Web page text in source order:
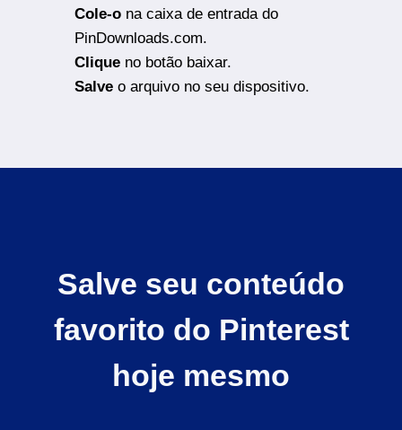
Cole-o na caixa de entrada do
PinDownloads.com.
Clique no botão baixar.
Salve o arquivo no seu dispositivo.
Salve seu conteúdo
favorito do Pinterest
hoje mesmo